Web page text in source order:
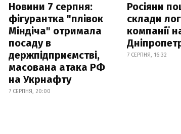
Новини 7 серпня:
фігурантка "плівок
Міндіча" отримала
посаду в
держпідприємстві,
масована атака РФ
на Укрнафту
7 СЕРПНЯ, 20:00
Росіяни
склади
компанії
7 СЕРПНЯ, 16:32